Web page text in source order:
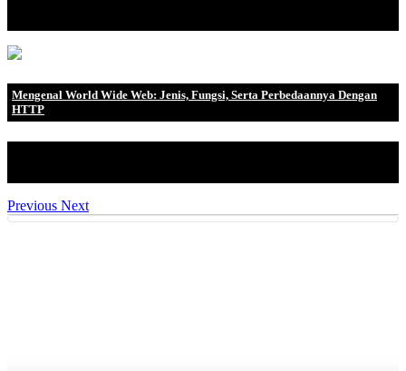
Mengenal World Wide Web: Jenis, Fungsi, Serta Perbedaannya Dengan
HTTP
Previous Next